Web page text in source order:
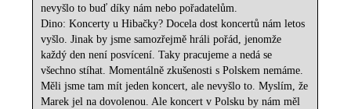
nevyšlo to buď díky nám nebo pořadatelům.
Dino: Koncerty u Hibačky? Docela dost koncertů nám letos
vyšlo. Jinak by jsme samozřejmě hráli pořád, jenomže
každý den není posvícení. Taky pracujeme a nedá se
všechno stíhat. Momentálně zkušenosti s Polskem nemáme.
Měli jsme tam mít jeden koncert, ale nevyšlo to. Myslím, že
Marek jel na dovolenou. Ale koncert v Polsku by nám měl